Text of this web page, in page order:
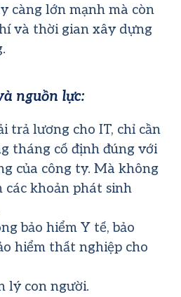
càng lớn mạnh mà còn
và thời gian xây dựng
nguồn lực:
trả lương cho IT, chỉ cần
tháng cố định đúng với
của công ty. Mà không
các khoản phát sinh
bảo hiểm Y tế, bảo
hiểm thất nghiệp cho
lý con người.